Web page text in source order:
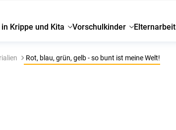
Krippe und Kita Vorschulkinder Elternarbeit
Rot, blau, grün, gelb - so bunt ist meine Welt!